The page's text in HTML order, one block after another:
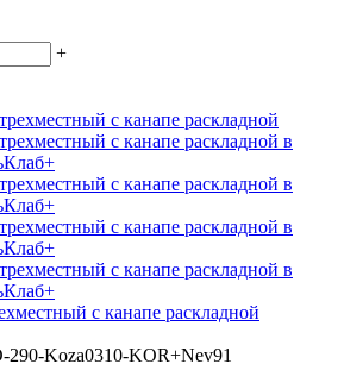
+
с канапе раскладной
Koza0310-KOR+Nev91